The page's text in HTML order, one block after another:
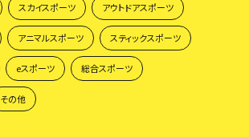
スカイスポーツ アウトドアスポーツ
アニマルスポーツ スティックスポーツ
eスポーツ 総合スポーツ
その他